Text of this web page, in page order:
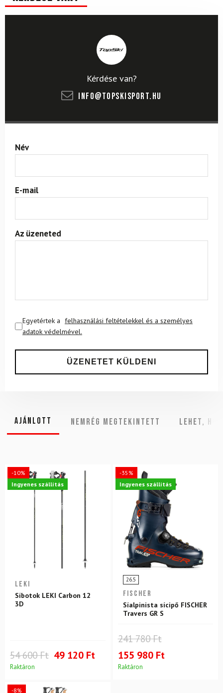
Kérdése van?
info@topskisport.hu
Név
E-mail
Az üzeneted
Egyetértek a felhasználási feltételekkel és a személyes
adatok védelmével.
Ajánlott NEMRÉG MEGTEKINTETT Lehet,
-10%
Ingyenes szállítás
LEKI
Síbotok LEKI Carbon 12
3D
54 600 Ft 49 120 Ft
Raktáron
-35%
Ingyenes szállítás
26.5
FISCHER
Síalpinista sícipő FISCHER
Travers GR S
241 780 Ft
155 980 Ft
Raktáron
-8%